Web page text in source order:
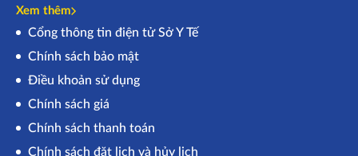
Xem thêm
Cổng thông tin điện tử Sở Y Tế
Chính sách bảo mật
Điều khoản sử dụng
Chính sách giá
Chính sách thanh toán
Chính sách đặt lịch và hủy lịch